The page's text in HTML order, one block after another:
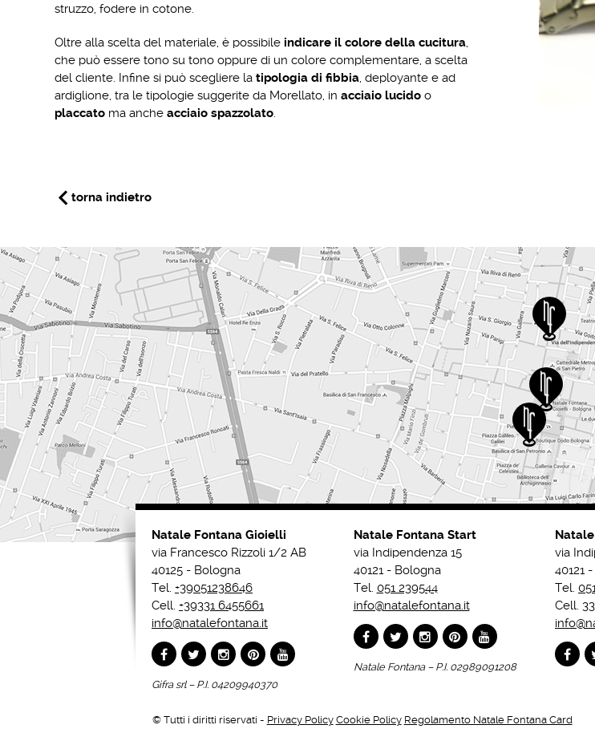
struzzo, fodere in cotone.
Oltre alla scelta del materiale, è possibile indicare il colore della cucitura,
che può essere tono su tono oppure di un colore complementare, a scelta
del cliente. Infine si può scegliere la tipologia di fibbia, deployante e ad
ardiglione, tra le tipologie suggerite da Morellato, in acciaio lucido o
placcato ma anche acciaio spazzolato.
torna indietro
Natale Fontana Gioielli
via Francesco Rizzoli 1/2 AB
40125 - Bologna
Tel. +39051238646
Cell. +39331 6455661
info@natalefontana.it
Gifra srl – P.I. 04209940370
Natale Fontana Start
via Indipendenza 15
40121 - Bologna
Tel. 051 239544
info@natalefontana.it
Natale Fontana – P.I. 02989091208
via
40121
Tel.
Cell.
© Tutti i diritti riservati - Privacy Policy Cookie Policy Regolamento Natale Fontana Card